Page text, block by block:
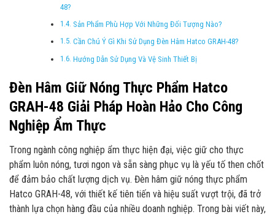
48?
Sản Phẩm Phù Hợp Với Những Đối Tượng Nào?
Cần Chú Ý Gì Khi Sử Dụng Đèn Hâm Hatco GRAH-48?
Hướng Dẫn Sử Dụng Và Vệ Sinh Thiết Bị
Đèn Hâm Giữ Nóng Thực Phẩm Hatco
GRAH-48 Giải Pháp Hoàn Hảo Cho Công
Nghiệp Ẩm Thực
Trong ngành công nghiệp ẩm thực hiện đại, việc giữ cho thực
phẩm luôn nóng, tươi ngon và sẵn sàng phục vụ là yếu tố then chốt
để đảm bảo chất lượng dịch vụ. Đèn hâm giữ nóng thực phẩm
Hatco GRAH-48, với thiết kế tiên tiến và hiệu suất vượt trội, đã trở
thành lựa chọn hàng đầu của nhiều doanh nghiệp. Trong bài viết này,